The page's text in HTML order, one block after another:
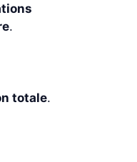
.
totale.